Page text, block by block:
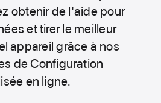
obtenir de l'aide pour
et tirer le meilleur
appareil grâce à nos
de Configuration
en ligne.